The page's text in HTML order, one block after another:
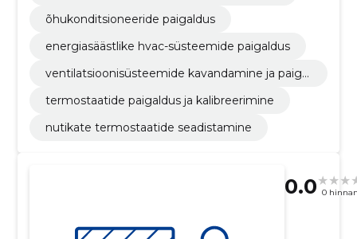
õhukonditsioneeride paigaldus
energiasäästlike hvac-süsteemide paigaldus
ventilatsioonisüsteemide kavandamine ja paigal
termostaatide paigaldus ja kalibreerimine
nutikate termostaatide seadistamine
0.0 0